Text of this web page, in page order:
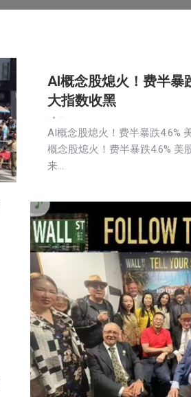
AI概念股熄火！费半暴
大指数收黑
AI概念股熄火！费半暴跌4.6%
概念股熄火！费半暴跌4.6% 美
来…